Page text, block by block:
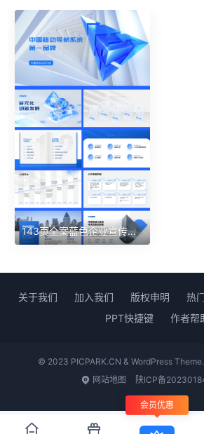
143页全案蓝色企业宣传团队介绍定制版式模板
关于我们 加入我们 版权申明 热
PPT快捷键
作者帮
© 2023 PICPARK.CN & WordPress
网站地图
陕ICP备
会员优惠